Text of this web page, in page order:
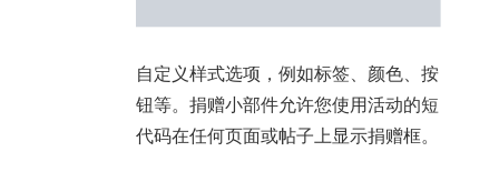
自定义样式选项，例如标签、颜色、按
钮等。捐赠小部件允许您使用活动的短
代码在任何页面或帖子上显示捐赠框。